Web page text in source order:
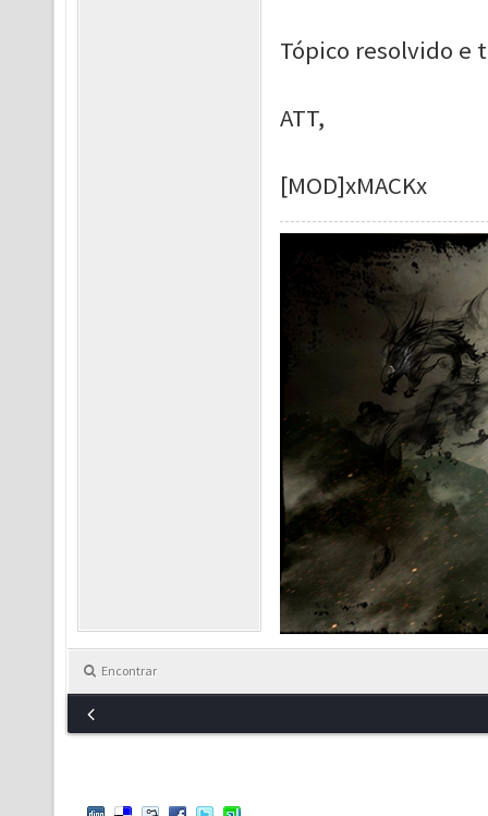
Tópico resolvido e
ATT,
[MOD]xMACKx
Encontrar